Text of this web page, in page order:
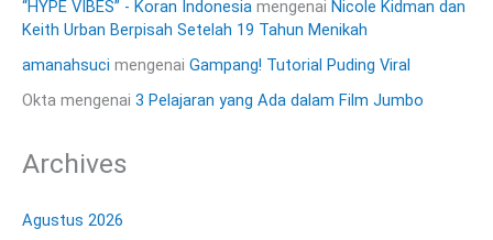
“HYPE VIBES” - Koran Indonesia mengenai Nicole Kidman dan
Keith Urban Berpisah Setelah 19 Tahun Menikah
amanahsuci mengenai Gampang! Tutorial Puding Viral
Okta mengenai 3 Pelajaran yang Ada dalam Film Jumbo
Archives
Agustus 2026